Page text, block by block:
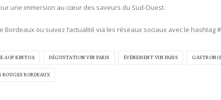
une immersion au cœur des saveurs du Sud-Ouest.
ou suivez l’actualité via les réseaux sociaux avec le hashtag
AOP KINTOA DÉGUSTATION VIN PARIS ÉVÉNEMENT VIN PARIS
ROUGES BORDEAUX